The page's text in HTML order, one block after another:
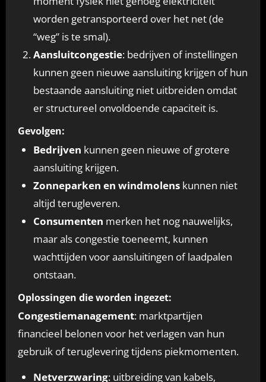
worden getransporteerd over het net (de
“weg” is te smal).
Aansluitcongestie: bedrijven of instellingen
kunnen geen nieuwe aansluiting krijgen of hun
bestaande aansluiting niet uitbreiden omdat
er structureel onvoldoende capaciteit is.
Gevolgen:
Bedrijven kunnen geen nieuwe of grotere
aansluiting krijgen.
Zonneparken en windmolenskunnen niet
altijd terugleveren.
Consumenten merken het nog nauwelijks,
maar als congestie toeneemt, kunnen
wachttijden voor aansluitingen of laadpalen
ontstaan.
Oplossingen die worden ingezet:
Congestiemanagement: marktpartijen
financieel belonen voor het verlagen van hun
gebruik of teruglevering tijdens piekmomenten.
Netverzwaring: uitbreiding van kabels,